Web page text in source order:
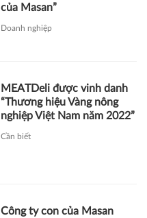
của Masan”
Doanh nghiệp
MEATDeli được vinh danh
“Thương hiệu Vàng nông
nghiệp Việt Nam năm 2022”
Cần biết
Công ty con của Masan